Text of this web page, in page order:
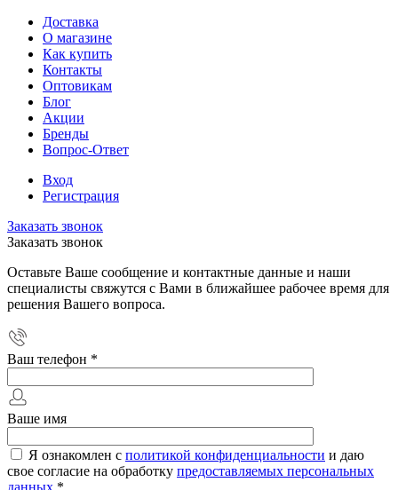
Доставка
О магазине
Как купить
Контакты
Оптовикам
Блог
Акции
Бренды
Вопрос-Ответ
Вход
Регистрация
Заказать звонок
Заказать звонок
Оставьте Ваше сообщение и контактные данные и наши
специалисты свяжутся с Вами в ближайшее рабочее время для
решения Вашего вопроса.
Ваш телефон *
Ваше имя
Я ознакомлен с политикой конфиденциальности и даю
свое согласие на обработку предоставляемых персональных
данных.*